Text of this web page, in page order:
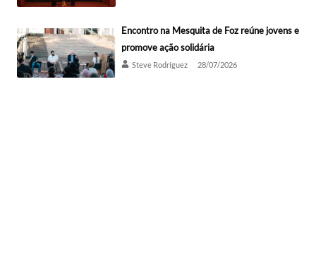
Encontro na Mesquita de Foz reúne jovens e
promove ação solidária
Steve Rodríguez 28/07/2026